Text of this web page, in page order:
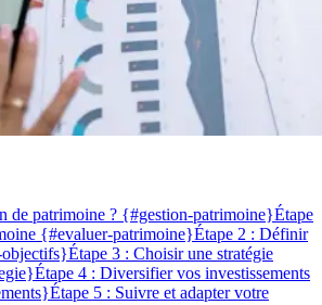
de patrimoine ? {#gestion-patrimoine}Étape
{#evaluer-patrimoine}Étape 2 : Définir
Étape 3 : Choisir une stratégie
Étape 4 : Diversifier vos investissements
Étape 5 : Suivre et adapter votre